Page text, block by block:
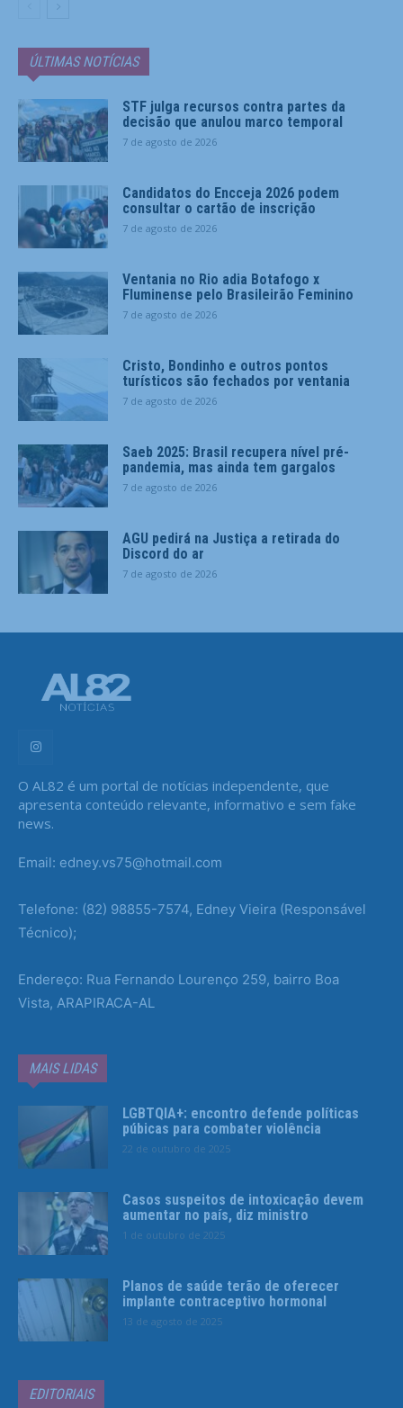
ÚLTIMAS NOTÍCIAS
STF julga recursos contra partes da
decisão que anulou marco temporal
7 de agosto de 2026
Candidatos do Encceja 2026 podem
consultar o cartão de inscrição
7 de agosto de 2026
Ventania no Rio adia Botafogo x
Fluminense pelo Brasileirão Feminino
7 de agosto de 2026
Cristo, Bondinho e outros pontos
turísticos são fechados por ventania
7 de agosto de 2026
Saeb 2025: Brasil recupera nível pré-
pandemia, mas ainda tem gargalos
7 de agosto de 2026
AGU pedirá na Justiça a retirada do
Discord do ar
7 de agosto de 2026
O AL82 é um portal de notícias independente, que
apresenta conteúdo relevante, informativo e sem fake
news.
Email: edney.vs75@hotmail.com
Telefone: (82) 98855-7574, Edney Vieira (Responsável
Técnico);
Endereço: Rua Fernando Lourenço 259, bairro Boa
Vista, ARAPIRACA-AL
MAIS LIDAS
LGBTQIA+: encontro defende políticas
púbicas para combater violência
22 de outubro de 2025
Casos suspeitos de intoxicação devem
aumentar no país, diz ministro
1 de outubro de 2025
Planos de saúde terão de oferecer
implante contraceptivo hormonal
13 de agosto de 2025
EDITORIAIS